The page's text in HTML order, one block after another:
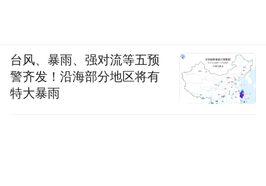
台风、暴雨、强对流等五预
警齐发！沿海部分地区将有
特大暴雨